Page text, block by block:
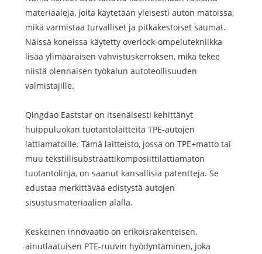
materiaaleja, joita käytetään yleisesti auton matoissa,
mikä varmistaa turvalliset ja pitkäkestoiset saumat.
Näissä koneissa käytetty overlock-ompelutekniikka
lisää ylimääräisen vahvistuskerroksen, mikä tekee
niistä olennaisen työkalun autoteollisuuden
valmistajille.
Qingdao Eaststar on itsenäisesti kehittänyt
huippuluokan tuotantolaitteita TPE-autojen
lattiamatoille. Tämä laitteisto, jossa on TPE+matto tai
muu tekstiilisubstraattikomposiittilattiamaton
tuotantolinja, on saanut kansallisia patentteja. Se
edustaa merkittävää edistystä autojen
sisustusmateriaalien alalla.
Keskeinen innovaatio on erikoisrakenteisen,
ainutlaatuisen PTE-ruuvin hyödyntäminen, joka